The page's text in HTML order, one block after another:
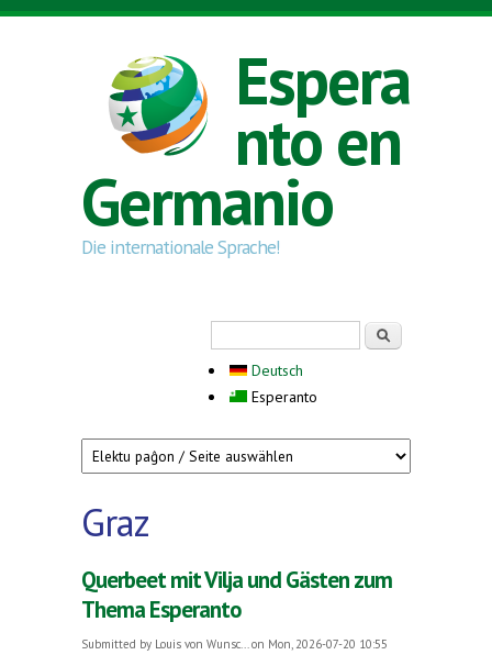
Skip to main content
Espera
nto en
Germanio
Die internationale Sprache!
Deutsch
Esperanto
Graz
Querbeet mit Vilja und Gästen zum
Thema Esperanto
Submitted by Louis von Wunsc... on Mon, 2026-07-20 10:55